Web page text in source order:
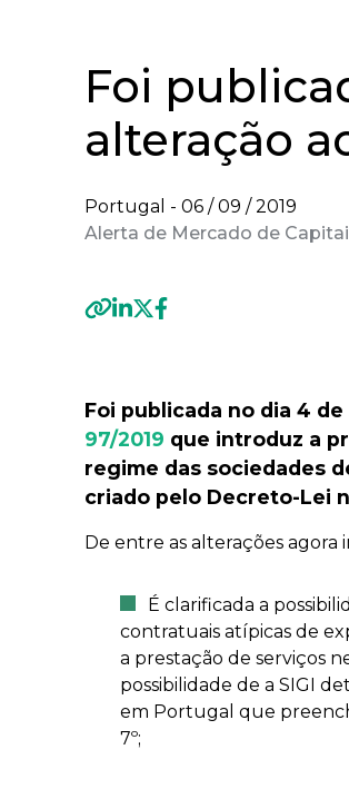
Foi
alteração
Portugal - 06 / 09 / 2019
Alerta de Mercado de
Foi publicada no dia 4
97/2019 que introduz a
regime das sociedades
criado pelo Decreto-Lei
De entre as alterações agora
É clarificada a
contratuais atípicas de
a prestação de serviços
possibilidade de a SIGI
em Portugal que
7º;